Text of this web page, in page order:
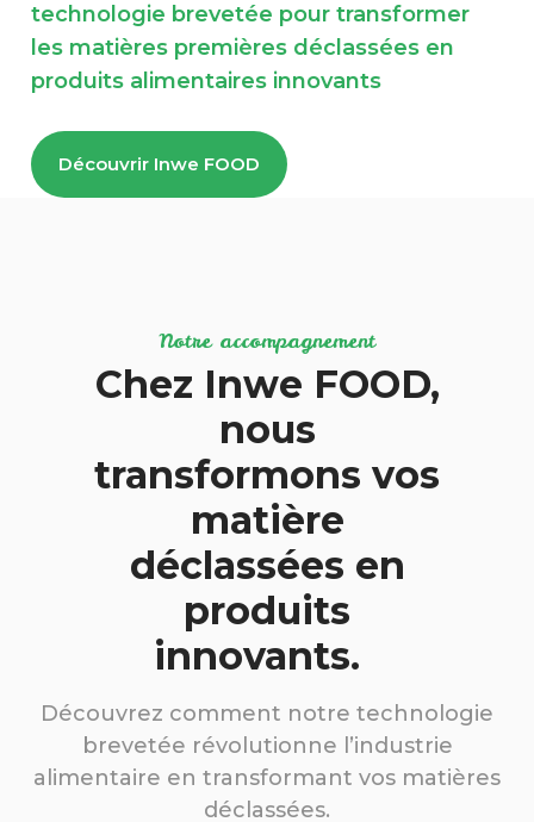
technologie brevetée pour transformer
les matières premières déclassées en
produits alimentaires innovants
Découvrir Inwe FOOD
Notre accompagnement
Chez Inwe FOOD,
nous
transformons vos
matière
déclassées en
produits
innovants.
Découvrez comment notre technologie
brevetée révolutionne l’industrie
alimentaire en transformant vos matières
déclassées.